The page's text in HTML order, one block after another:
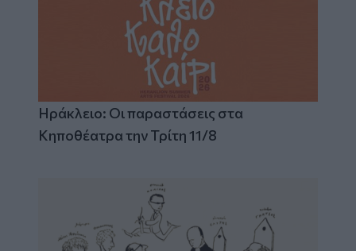
Ηράκλειο: Οι παραστάσεις στα
Κηποθέατρα την Τρίτη 11/8